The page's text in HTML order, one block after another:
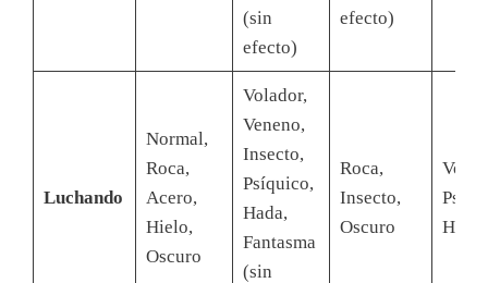
(sin
efecto)
efecto)
Luchando
Normal,
Roca,
Acero,
Hielo,
Oscuro
Volador,
Veneno,
Insecto,
Psíquico,
Hada,
Fantasma
(sin
Roca,
Insecto,
Oscuro
Hada